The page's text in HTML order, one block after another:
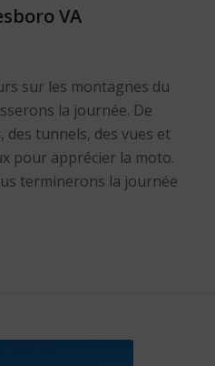
VA
sur les montagnes du
la journée. De
des tunnels, des vues et
pour apprécier la moto.
terminerons la journée